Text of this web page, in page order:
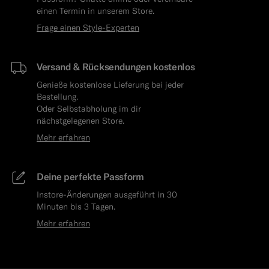
einen Termin in unserem Store.
Frage einen Style-Experten
Versand & Rücksendungen kostenlos
Genieße kostenlose Lieferung bei jeder
Bestellung.
Oder Selbstabholung im dir
nächstgelegenen Store.
Mehr erfahren
Deine perfekte Passform
Instore-Änderungen ausgeführt in 30
Minuten bis 3 Tagen.
Mehr erfahren